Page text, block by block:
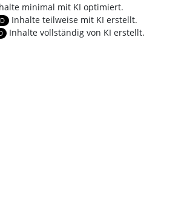
minimal mit KI optimiert.
Inhalte teilweise mit KI erstellt.
Inhalte vollständig von KI erstellt.